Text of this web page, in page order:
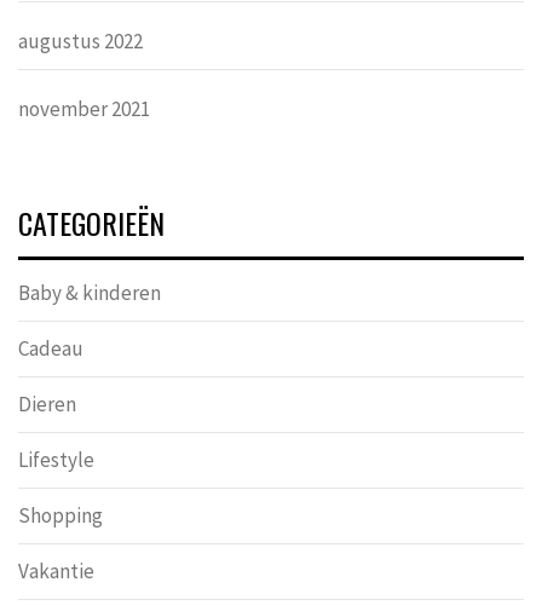
augustus 2022
november 2021
CATEGORIEËN
Baby & kinderen
Cadeau
Dieren
Lifestyle
Shopping
Vakantie